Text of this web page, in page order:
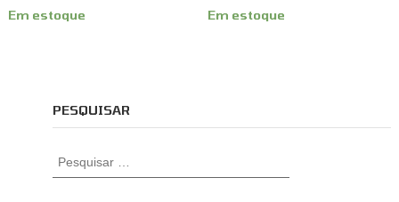
Em estoque Em estoque
PESQUISAR
P